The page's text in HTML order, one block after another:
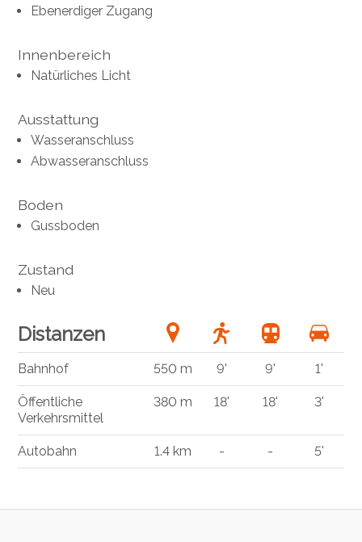
Ebenerdiger Zugang
Innenbereich
Natürliches Licht
Ausstattung
Wasseranschluss
Abwasseranschluss
Boden
Gussboden
Zustand
Neu
Distanzen
Bahnhof 550 m 9' 9' 1'
Öffentliche
Verkehrsmittel
380 m 18' 18' 3'
Autobahn 1.4 km - - 5'